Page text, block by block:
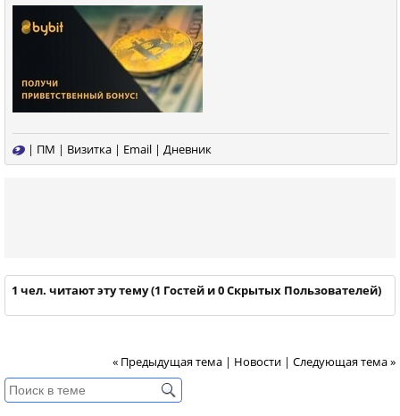
| ПМ | Визитка | Email | Дневник
1 чел. читают эту тему (1 Гостей и 0 Скрытых Пользователей)
« Предыдущая тема | Новости | Следующая тема »